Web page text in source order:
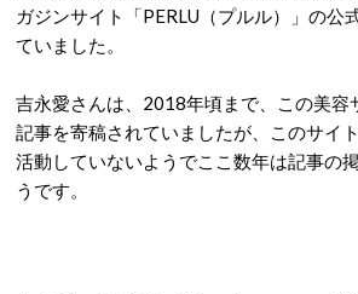
ガジンサイト「PERLU（プルル）」の公
ていました。
吉永愛さんは、2018年頃まで、この美容
記事を寄稿されていましたが、このサイ
活動していないようでここ数年は記事の
うです。